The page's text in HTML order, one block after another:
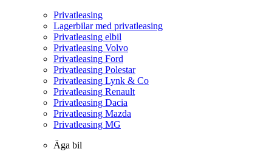
Privatleasing
Lagerbilar med privatleasing
Privatleasing elbil
Privatleasing Volvo
Privatleasing Ford
Privatleasing Polestar
Privatleasing Lynk & Co
Privatleasing Renault
Privatleasing Dacia
Privatleasing Mazda
Privatleasing MG
Äga bil